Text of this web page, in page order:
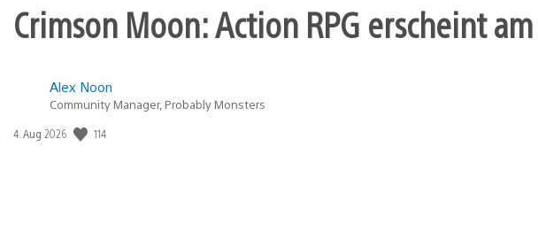
Crimson Moon: Action RPG erscheint
Alex Noon
Community Manager, Probably Monsters
Veröffentlichungsdatum:
4. Aug 2026 114